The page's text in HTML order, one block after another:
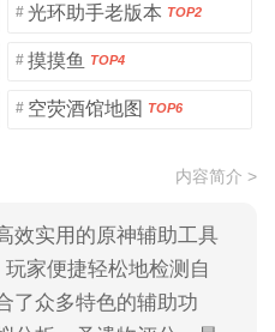
# 光环助手老版本 TOP2
# 摸摸鱼 TOP4
# 空荧酒馆地图 TOP6
内容简介 >
效实用的原神辅助工具
家便捷轻松地检测自
了众多特色的辅助功